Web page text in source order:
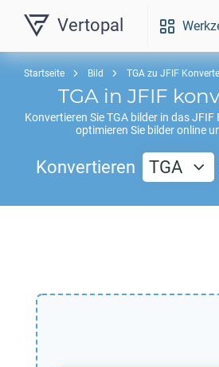
Vertopal
Startseite Bild TGA zu JFIF
TGA in JFIF
Konvertieren SieTGA bilder in dasJFIF
optimieren Sie bilder online
Konvertieren TGA